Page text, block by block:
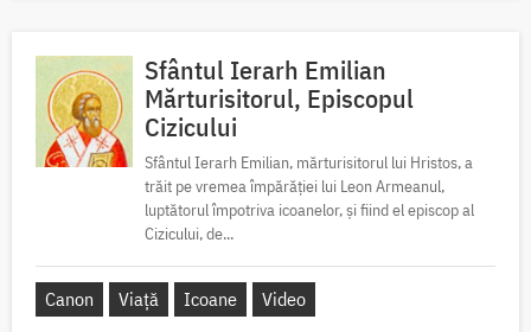
Sfântul Ierarh Emilian
Mărturisitorul, Episcopul
Cizicului
Sfântul Ierarh Emilian, mărturisitorul lui Hristos, a
trăit pe vremea împărăției lui Leon Armeanul,
luptătorul împotriva icoanelor, și fiind el episcop al
Cizicului, de...
Canon Viață Icoane Video